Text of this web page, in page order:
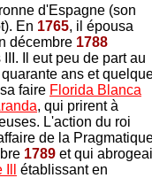
d'Espagne (son
En 1765, il épousa
décembre 1788
Il eut peu de part au
ans et
faire Florida Blanca
, qui prirent à
L'action du roi
de la
1789 et qui
établissant en